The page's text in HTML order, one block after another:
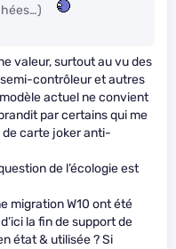
valeur, surtout au vu des
contrôleur et autres
actuel ne convient
par certains qui me
de carte joker anti-
de l’écologie est
migration W10 ont été
la fin de support de
état & utilisée ? Si